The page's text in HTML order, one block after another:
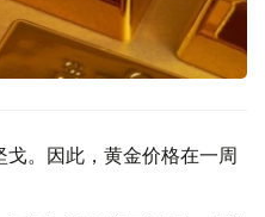
。因此，黄金价格在一周